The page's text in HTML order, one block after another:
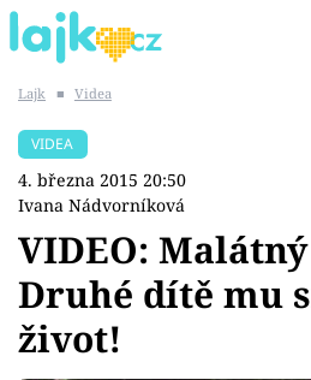
SHOPAHOLICADEL
Témata
Showbyznys
Lajk ■ Videa
VIDEA
4. března 2015 20:50
Ivana Nádvorníková
VIDEO:
Druhé dítě mu
život!